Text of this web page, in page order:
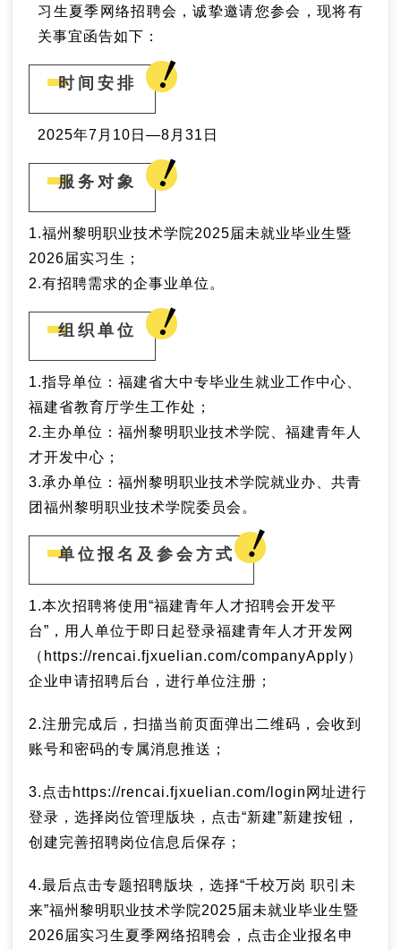
习生夏季网络招聘会，诚挚邀请您参会，现将有
关事宜函告如下：
时间安排
2025年7月10日—8月31日
服务对象
1.福州黎明职业技术学院2025届未就业毕业生暨
2026届实习生；
2.有招聘需求的企事业单位。
组织单位
1.指导单位：福建省大中专毕业生就业工作中心、
福建省教育厅学生工作处；
2.主办单位：福州黎明职业技术学院、福建青年人
才开发中心；
3.承办单位：福州黎明职业技术学院就业办、共青
团福州黎明职业技术学院委员会。
单位报名及参会方式
1.本次招聘将使用“福建青年人才招聘会开发平
台”，用人单位于即日起登录福建青年人才开发网
（https://rencai.fjxuelian.com/companyApply）
企业申请招聘后台，进行单位注册；
2.注册完成后，扫描当前页面弹出二维码，会收到
账号和密码的专属消息推送；
3.点击https://rencai.fjxuelian.com/login网址进行
登录，选择岗位管理版块，点击“新建”新建按钮，
创建完善招聘岗位信息后保存；
4.最后点击专题招聘版块，选择“千校万岗 职引未
来”福州黎明职业技术学院2025届未就业毕业生暨
2026届实习生夏季网络招聘会，点击企业报名申